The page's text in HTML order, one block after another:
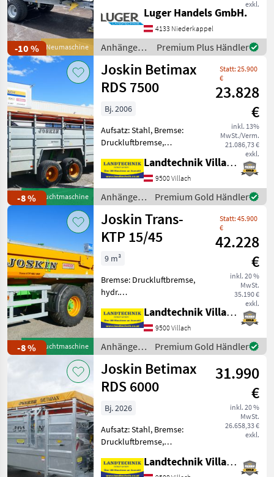
Fuhrmann
Krampe
Alle
anzeigen
MARKTPLATZ
Marktplatz Händlerangebote
-10 % Neumaschine
exkl.
Kipper, Bremse:
Hydraulische Bremse,
Pendel-Bordwände,
Typenschein - zul. GG 8t -
Brücke 4500x2220
Luger Handels GmbH.
4133 Niederkappel
Anhänger /
Fliegl
Premium Plus Händler
-8 %Gebrauchtmaschine
Joskin Betimax
RDS 7500
Statt: 25.900
€
23.828
€
inkl. 13%
MwSt./Verm.
21.086,73 €
exkl.
Bj. 2006
Aufsatz: Stahl, Bremse:
Druckluftbremse,
Planenaufbau,
Hydraulischer Stützfuß
Joskin Viehanhänger RDS
7500, hydraulisch
absenkbar, mit
Tandemachse, vollverz
Landtechnik Villach GmbH
9500 Villach
Anhänger /
Joskin
Premium Gold Händler
-8 %Gebrauchtmaschine
Joskin Trans-
KTP 15/45
Statt: 45.900
€
42.228
€
inkl. 20 %
MwSt.
35.190 €
exkl.
9 m³
Bremse: Druckluftbremse,
hydr.
Typenschein, Hydraulischer
Stützfuß, Hydraulische
Bordwandverriegelung
Joskin Trans-KTP 15/45,
Hardox Mulde, Heckkla
Landtechnik Villach GmbH
9500 Villach
Anhänger /
Joskin
Premium Gold Händler
Joskin Betimax
RDS 6000
31.990
€
inkl. 20 %
MwSt.
26.658,33 €
exkl.
Bj. 2026
Aufsatz: Stahl, Bremse:
Druckluftbremse,
Viehanhänger RDS 6000,
Landtechnik Villach GmbH